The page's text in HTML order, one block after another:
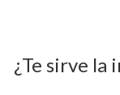
¿Te sirve la